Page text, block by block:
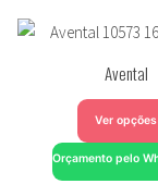
Avental
Ver opções
Orçamento pelo